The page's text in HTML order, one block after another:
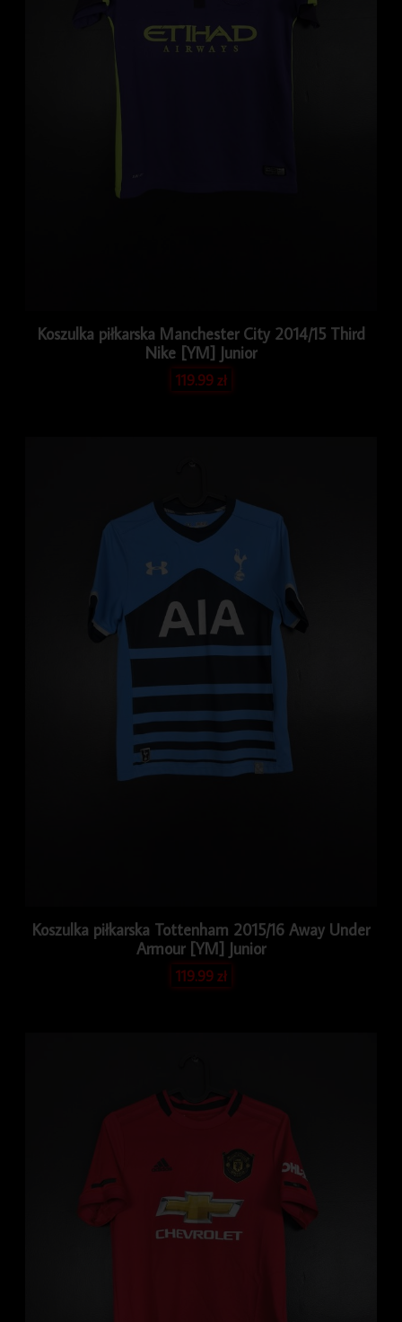
Koszulka piłkarska Manchester City 2014/15 Third
Nike [YM] Junior
119.99zł
Koszulka piłkarska Tottenham 2015/16 Away Under
Armour [YM] Junior
119.99zł